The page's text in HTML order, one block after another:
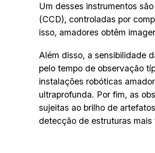
Um desses instrumentos são
(CCD), controladas por
isso, amadores obtêm
Além disso, a sensibilidade
pelo tempo de observação
instalações robóticas
ultraprofunda. Por fim, as
sujeitas ao brilho de
detecção de estruturas mais